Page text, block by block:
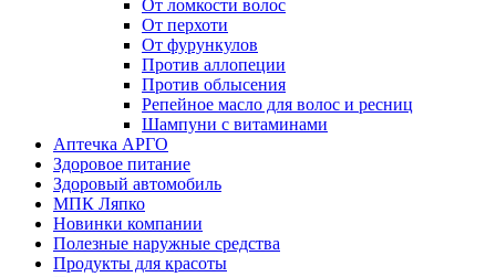
От ломкости волос
От перхоти
От фурункулов
Против аллопеции
Против облысения
Репейное масло для волос и ресниц
Шампуни с витаминами
Аптечка АРГО
Здоровое питание
Здоровый автомобиль
МПК Ляпко
Новинки компании
Полезные наружные средства
Продукты для красоты